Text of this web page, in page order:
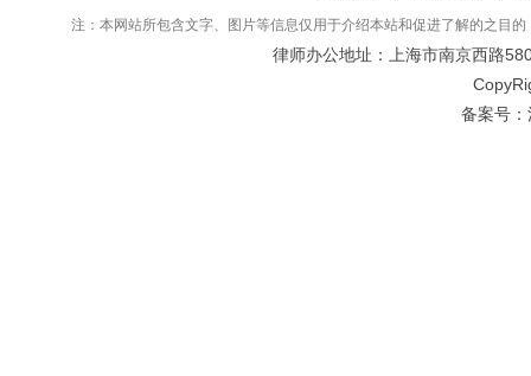
注：本网站所包含文字、图片等信息仅用于介绍本站和促进了解的之目
律师办公地址：上海市南京西路
备案号：